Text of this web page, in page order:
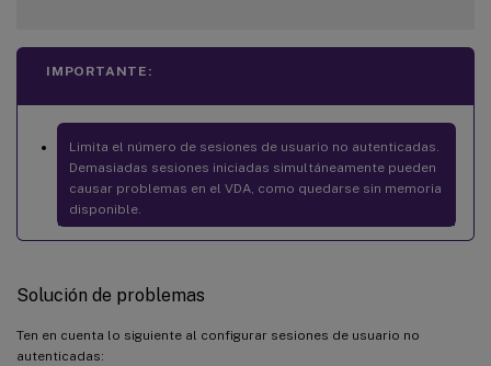
IMPORTANTE:
Limita el número de sesiones de usuario no autenticadas.
Demasiadas sesiones iniciadas simultáneamente pueden
causar problemas en el VDA, como quedarse sin memoria
disponible.
Solución de problemas
Ten en cuenta lo siguiente al configurar sesiones de usuario no
autenticadas: